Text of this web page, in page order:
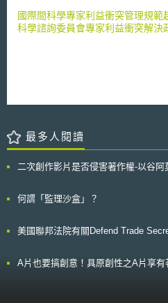
教育、就業、住宅、金融貸款服務、保
服務。顯示出科羅拉多州意在針對可能
不利決定時，有權請求「具意義之人工
Review）。與開發者相同，部署者亦須
法案之提出，其用意在取代2024年《科
Systems）轉向監管應用於重大決策領域
調整為自動化決策工具對公民權益實質
國際間科學專家利益衝突管理規
科學諮詢委員會專家利益衝突解決
最多人閱讀
二次創作影片是否侵害著作權-以谷阿
何謂「監理沙盒」？
美國聯邦法院有關Defend Trade
A片也要搞創意！具原創性之A片享有